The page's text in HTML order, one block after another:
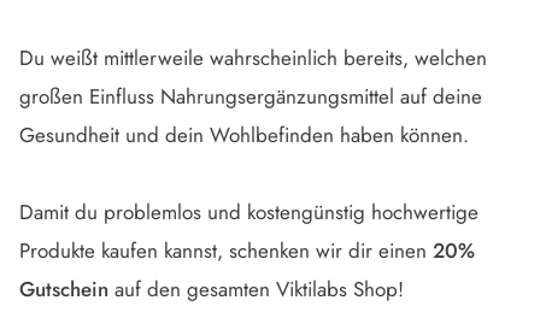
Du weißt mittlerweile wahrscheinlich bereits, welchen
großen Einfluss Nahrungsergänzungsmittel auf deine
Gesundheit und dein Wohlbefinden haben können.
Damit du problemlos und kostengünstig hochwertige
Produkte kaufen kannst, schenken wir dir einen 20%
Gutschein auf den gesamten Viktilabs Shop!